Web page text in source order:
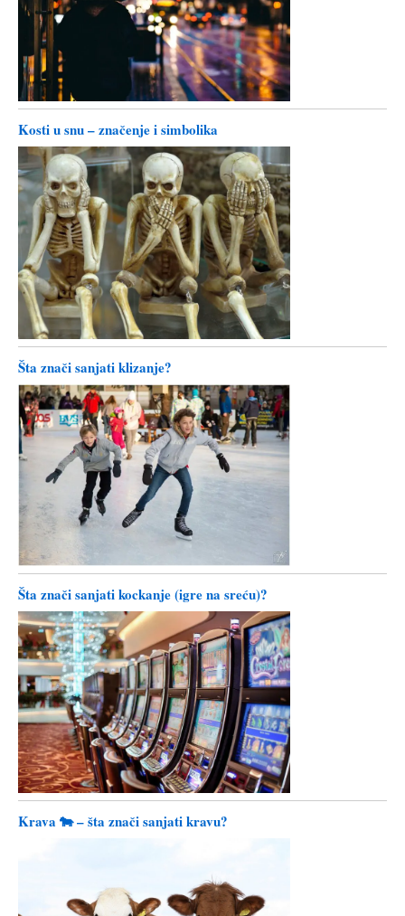
Kosti u snu – značenje i simbolika
Šta znači sanjati klizanje?
Šta znači sanjati kockanje (igre na sreću)?
Krava 🐄 – šta znači sanjati kravu?